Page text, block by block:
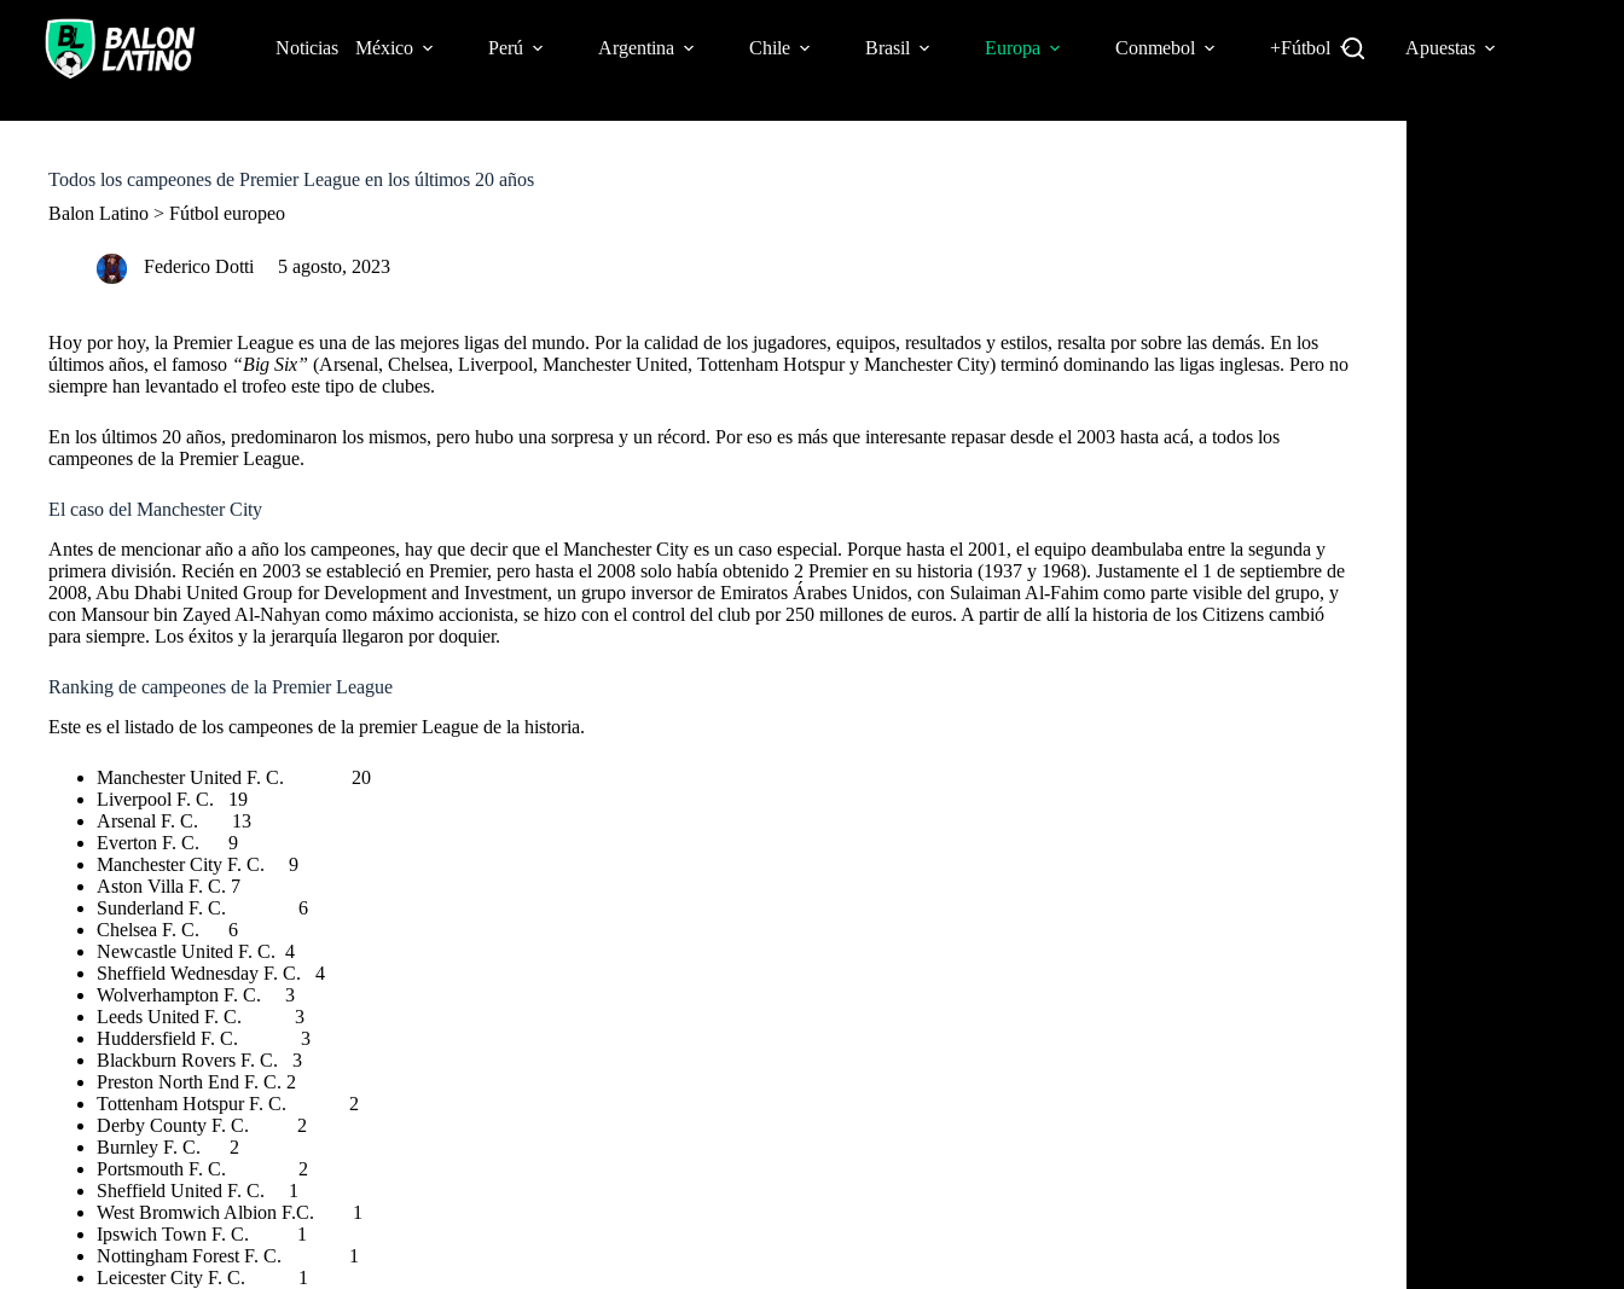
o
Noticias México Perú Argentina Chile Brasil Europa Conmebol +Fútbol Apuestas
Todos los campeones de Premier League en los últimos 20 años
Balon Latino > Fútbol europeo
Federico Dotti 5 agosto, 2023
Hoy por hoy, la Premier League es una de las mejores ligas del mundo. Por la calidad de los jugadores, equipos, resultados y estilos, resalta por sobre las demás. En los
últimos años, el famoso “Big Six” (Arsenal, Chelsea, Liverpool, Manchester United, Tottenham Hotspur y Manchester City) terminó dominando las ligas inglesas. Pero no
siempre han levantado el trofeo este tipo de clubes.
En los últimos 20 años, predominaron los mismos, pero hubo una sorpresa y un récord. Por eso es más que interesante repasar desde el 2003 hasta acá, a todos los
campeones de la Premier League.
El caso del Manchester City
Antes de mencionar año a año los campeones, hay que decir que el Manchester City es un caso especial. Porque hasta el 2001, el equipo deambulaba entre la segunda y
primera división. Recién en 2003 se estableció en Premier, pero hasta el 2008 solo había obtenido 2 Premier en su historia (1937 y 1968). Justamente el 1 de septiembre de
2008, Abu Dhabi United Group for Development and Investment, un grupo inversor de Emiratos Árabes Unidos, con Sulaiman Al-Fahim como parte visible del grupo, y
con Mansour bin Zayed Al-Nahyan como máximo accionista, se hizo con el control del club por 250 millones de euros. A partir de allí la historia de los Citizens cambió
para siempre. Los éxitos y la jerarquía llegaron por doquier.
Ranking de campeones de la Premier League
Este es el listado de los campeones de la premier League de la historia.
Manchester United F. C. 20
Liverpool F. C. 19
Arsenal F. C. 13
Everton F. C. 9
Manchester City F. C. 9
Aston Villa F. C. 7
Sunderland F. C. 6
Chelsea F. C. 6
Newcastle United F. C. 4
Sheffield Wednesday F. C. 4
Wolverhampton F. C. 3
Leeds United F. C. 3
Huddersfield F. C. 3
Blackburn Rovers F. C. 3
Preston North End F. C. 2
Tottenham Hotspur F. C. 2
Derby County F. C. 2
Burnley F. C. 2
Portsmouth F. C. 2
Sheffield United F. C. 1
West Bromwich Albion F.C. 1
Ipswich Town F. C. 1
Nottingham Forest F. C. 1
Leicester City F. C. 1